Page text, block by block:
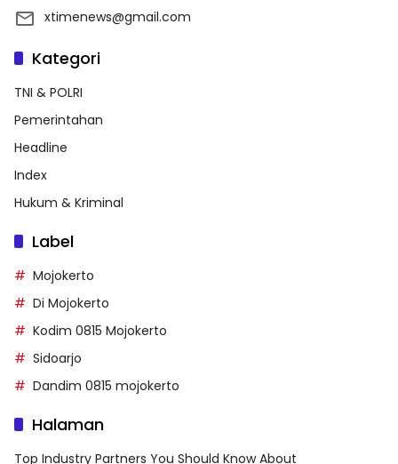
xtimenews@gmail.com
Kategori
TNI & POLRI
Pemerintahan
Headline
Index
Hukum & Kriminal
Label
Mojokerto
Di Mojokerto
Kodim 0815 Mojokerto
Sidoarjo
Dandim 0815 mojokerto
Halaman
Top Industry Partners You Should Know About